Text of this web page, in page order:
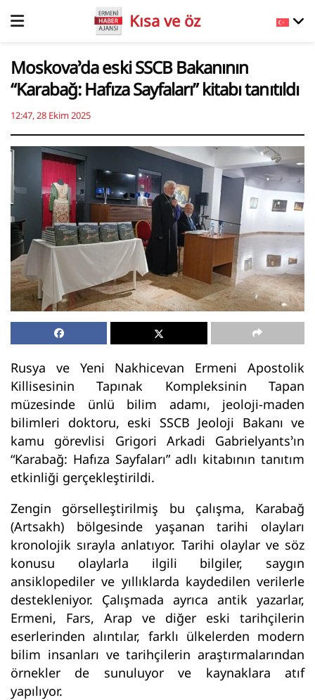
Kısa ve öz
Moskova’da eski SSCB Bakanının
“Karabağ: Hafıza Sayfaları” kitabı tanıtıldı
12:47, 28 Ekim 2025
Rusya ve Yeni Nakhicevan Ermeni Apostolik
Killisesinin Tapınak Kompleksinin Tapan
müzesinde ünlü bilim adamı, jeoloji-maden
bilimleri doktoru, eski SSCB Jeoloji Bakanı ve
kamu görevlisi Grigori Arkadi Gabrielyants’ın
“Karabağ: Hafıza Sayfaları” adlı kitabının tanıtım
etkinliği gerçekleştirildi.
Zengin görselleştirilmiş bu çalışma, Karabağ
(Artsakh) bölgesinde yaşanan tarihi olayları
kronolojik sırayla anlatıyor. Tarihi olaylar ve söz
konusu olaylarla ilgili bilgiler, saygın
ansiklopediler ve yıllıklarda kaydedilen verilerle
destekleniyor. Çalışmada ayrıca antik yazarlar,
Ermeni, Fars, Arap ve diğer eski tarihçilerin
eserlerinden alıntılar, farklı ülkelerden modern
bilim insanları ve tarihçilerin araştırmalarından
örnekler de sunuluyor ve kaynaklara atıf
yapılıyor.